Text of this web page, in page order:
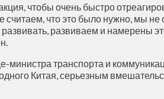
чтобы очень быстро
что это было нужно, мы
развиваем и намерены
министра транспорта и
Китая, серьезным